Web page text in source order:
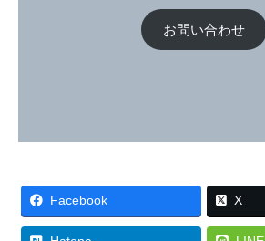
お問い合わせ
Facebook X